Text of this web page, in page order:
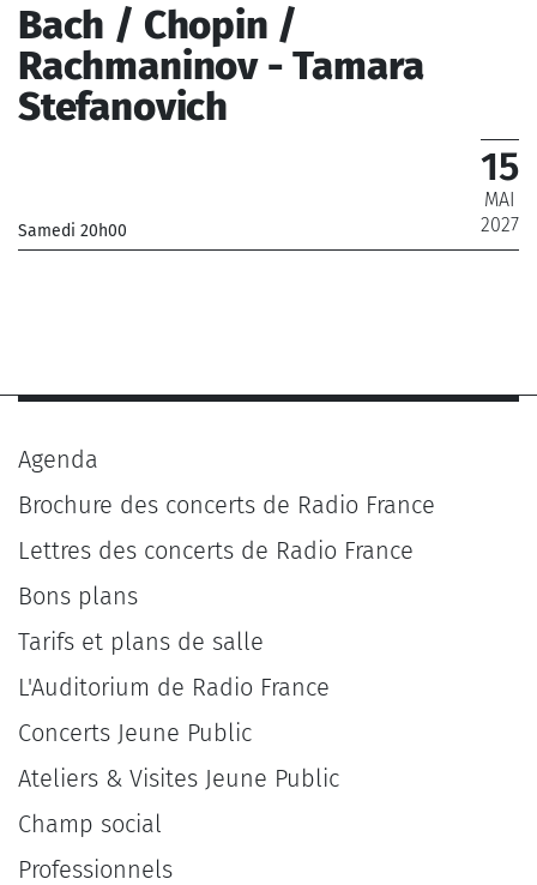
Bach / Chopin /
Rachmaninov - Tamara
Stefanovich
Samedi 20h00
15
MAI
2027
Agenda
Brochure des concerts de Radio France
Lettres des concerts de Radio France
Bons plans
Tarifs et plans de salle
L'Auditorium de Radio France
Concerts Jeune Public
Ateliers & Visites Jeune Public
Champ social
Professionnels